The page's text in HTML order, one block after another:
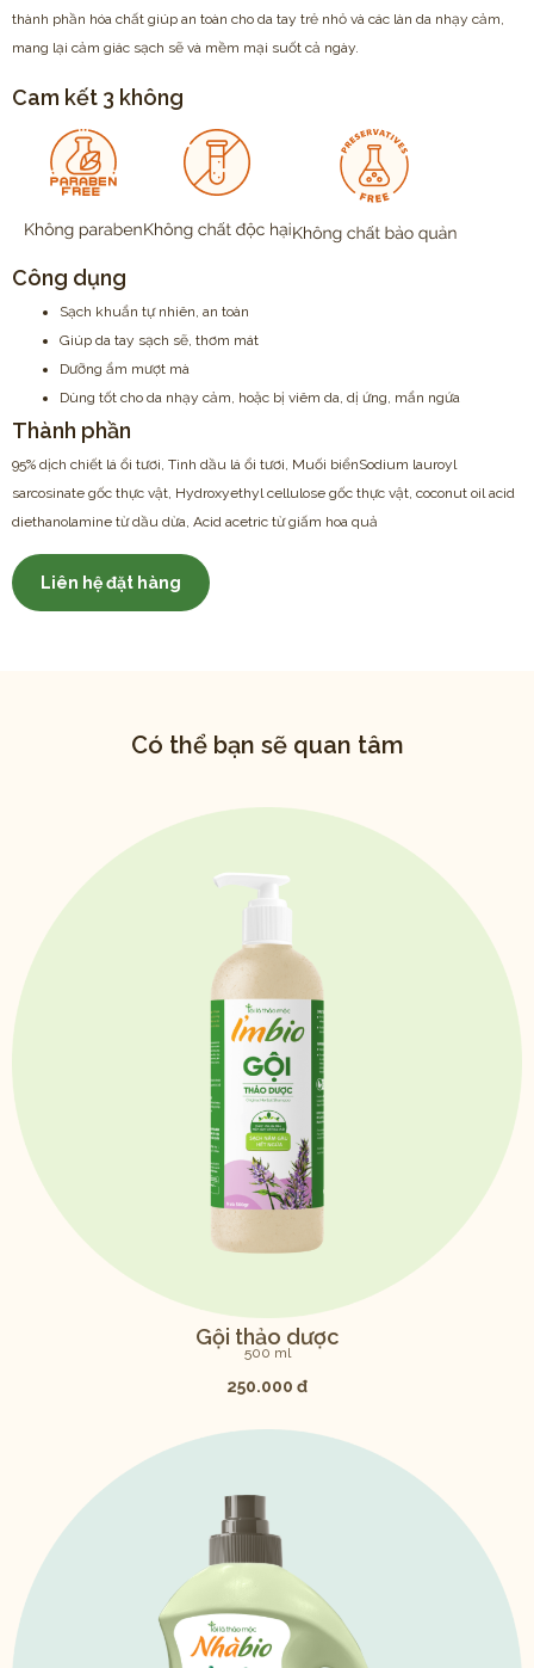
thành phần hóa chất giúp an toàn cho da tay trẻ nhỏ và các làn da nhạy cảm,
mang lại cảm giác sạch sẽ và mềm mại suốt cả ngày.
Cam kết 3 không
Công dụng
Sạch khuẩn tự nhiên, an toàn
Giúp da tay sạch sẽ, thơm mát
Dưỡng ẩm mượt mà
Dùng tốt cho da nhạy cảm, hoặc bị viêm da, dị ứng, mẩn ngứa
Thành phần
95% dịch chiết lá ổi tươi, Tinh dầu lá ổi tươi, Muối biểnSodium lauroyl
sarcosinate gốc thực vật, Hydroxyethyl cellulose gốc thực vật, coconut oil acid
diethanolamine từ dầu dừa, Acid acetric từ giấm hoa quả
Liên hệ đặt hàng
Có thể bạn sẽ quan tâm
Gội thảo dược
500 ml
250.000 đ